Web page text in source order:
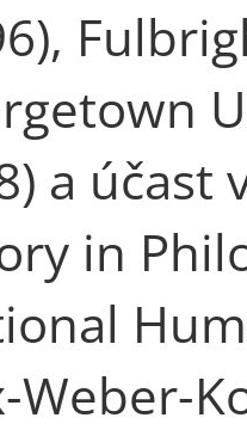
a účast
in
Weber-